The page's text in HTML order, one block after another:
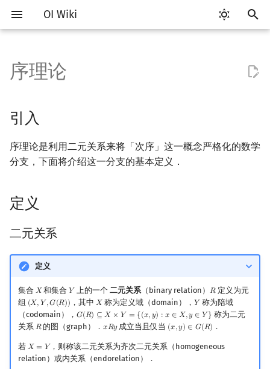
OI Wiki
入
始
搜
Getting Started
关于本项目
如何参与
OI Wiki 不是什么
格式手册
数学符号表
F.A.Q.
镜像站列表
致谢
比赛相关简介
赛事
题型
学习资源
技巧
常见错误
常见技巧
出题
工具软件简介
代码编辑工具
VS Code
Atom
Kate
Dev-C++
CLion
Geany
评测工具 Cena
CCR Plus
命令行编译与调试
编译器
WSL (Windows 10)
Special Judge
Testlib
Generator
Validator
Polygon
语言基础简介
C++ 基础
变量
运算
函数
文件操作
C++ 标准库 STL 算法
bitset
值类别
重载运算符
新版 C++ 特性
Lambda 表达式
pb_ds
编译优化
C++ 与其他常用语言的区别
Pascal 转 C++ 急救
Python 速成
Java 速成
Java 进阶
算法基础简介
复杂度
枚举
递归 & 分治
贪心
排序
冒泡排序
插入排序
快速排序
归并排序
堆排序
桶排序
前缀和 & 差分
二分
倍增
搜索部分简介
DFS（搜索）
BFS（搜索）
启发式搜索
A*
迭代加深搜索
IDA*
回溯法
Dancing Links
动态规划部分简介
动态规划基础
记忆化搜索
区间 DP
DAG 上的 DP
树形 DP
状压 DP
数位 DP
插头 DP
斜率优化
四边形不等式优化
状态设计优化
字符串部分简介
字符串基础
标准库
字符串哈希
字典树 (Trie)
前缀函数与 KMP 算法
Boyer–Moore 算法
Z 函数（扩展 KMP）
AC 自动机
数字系统简介
进位制
平衡三进制
数论基础
模算术简介
素数
欧拉函数
筛法
分解质因数
裴蜀定理 & 一次不定方程
费马小定理 & 欧拉定理
模逆元
多项式与生成函数简介
代数基本定理
快速傅里叶变换
快速沃尔什变换
Chirp Z 变换
多项式牛顿迭代
多项式多点求值|快速插值
多项式初等函数
常系数齐次线性递推
排列组合
抽屉原理
容斥原理
错位排列
卡特兰数
斯特林数
贝尔数
伯努利数
Entringer Number
线性代数简介
向量
内积和外积
初等变换
行列式
线性空间
线性基
线性映射
特征多项式
线性规划基础
单纯形法
基本概念
群论
环论
Schreier–Sims 算法
基本概念
条件概率与独立性
随机变量
随机变量的数字特征
概率不等式
博弈论简介
公平组合游戏
零和游戏
非公平组合游戏
插值
数值积分
高斯消元
引入
定义
二元关系
关系间的运算
偏序集
偏序集的可视化表示：
链与反链
预序集中的特殊元素
有向集与格
对偶
数据结构部分简介
栈
队列
哈希表
并查集
堆
配对堆
左偏树
块状数据结构
块状链表
树分块
单调栈
单调队列
李超线段树
猫树
Splay 树
WBLT
Size Balanced Tree
AVL 树
红黑树
左偏红黑树
可持久化块状数组
可持久化平衡树
线段树套平衡树
树状数组套权值线段树
Euler Tour Tree
Top Tree
图论部分简介
图论相关概念
图的存储
BFS（图论）
树上问题
树的中心
树的重心
树上启发式合并
虚树
树分治
动态树分治
有向无环图
拓扑排序
最短路问题
k 短路
同余最短路
生成树问题
最小直径生成树
割点和桥
圆方树
最小割
费用流
二分图最大权匹配
一般图最大匹配
计算几何部分简介
二维计算几何基础
三维计算几何基础
Pick 定理
三角剖分
凸包
扫描线
旋转卡壳
半平面交
杂项简介
离散化
双指针 整体二分
莫队算法
分数规划
随机化
爬山算法
模拟退火
悬线法
有限状态自动机
计算理论基础
字节顺序
RMQ
并查集应用
括号序列
线段树与离线询问
序理论
引入
序理论是利用二元关系来将「次序」这一概念严格化的数学
分支，下面将介绍这一分支的基本定义．
定义
二元关系
定义
集合 𝑋
X 和集合𝑌
Y 上的一个二元关系（binary relation）𝑅
R定义为元
组 (𝑋, 𝑌,𝐺(𝑅))
(X,Y G (R)) ，其中𝑋
X 称为定义域（domain）， 𝑌
Y称为陪域
（codomain）， 𝐺(𝑅) ⊆ 𝑋 × 𝑌 = {(𝑥,𝑦) : 𝑥 ∈ 𝑋,𝑦 ∈ 𝑌}
G(R)⊆X×Y= {( x,y :x∈ X,y∈Y }
称为二元
关系 𝑅
R的图（graph）．𝑥𝑅𝑦
xRy 成立当且仅当 (𝑥,𝑦) ∈ 𝐺(𝑅)
(x,y)∈ G( R) ．
若 𝑋 = 𝑌
X= Y
，则称该二元关系为齐次二元关系（homogeneous
relation）或内关系（endorelation）．